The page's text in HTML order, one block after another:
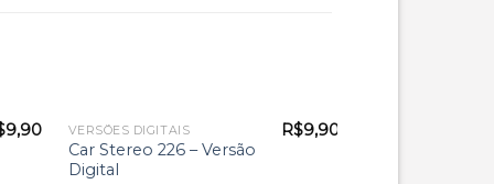
9,90 VERSÕES DIGITAIS
Car Stereo 226 – Versão
Digital
R$9,90